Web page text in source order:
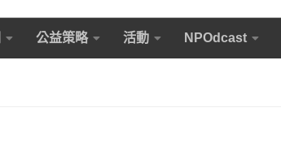
公益策略 活動 NPOdcast